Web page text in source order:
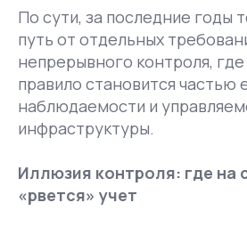
По сути, за последние годы
путь от отдельных
непрерывного контроля,
правило становится частью
наблюдаемости и
инфраструктуры.
Иллюзия контроля: где на
«рвется» учет